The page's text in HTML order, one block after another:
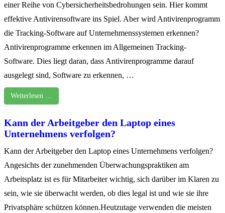
einer Reihe von Cybersicherheitsbedrohungen sein. Hier kommt
effektive Antivirensoftware ins Spiel. Aber wird Antivirenprogramm
die Tracking-Software auf Unternehmenssystemen erkennen?
Antivirenprogramme erkennen im Allgemeinen Tracking-
Software. Dies liegt daran, dass Antivirenprogramme darauf
ausgelegt sind, Software zu erkennen, …
Weiterlesen …
Kann der Arbeitgeber den Laptop eines
Unternehmens verfolgen?
Kann der Arbeitgeber den Laptop eines Unternehmens verfolgen?
Angesichts der zunehmenden Überwachungspraktiken am
Arbeitsplatz ist es für Mitarbeiter wichtig, sich darüber im Klaren zu
sein, wie sie überwacht werden, ob dies legal ist und wie sie ihre
Privatsphäre schützen können.Heutzutage verwenden die meisten